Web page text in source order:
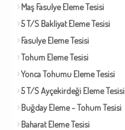
Maş Fasulye Eleme Tesisi
5 T/S Bakliyat Eleme Tesisi
Fasulye Eleme Tesisi
Tohum Eleme Tesisi
Yonca Tohumu Eleme Tesisi
5 T/S Ayçekirdeği Eleme Tesisi
Buğday Eleme - Tohum Tesisi
Baharat Eleme Tesisi